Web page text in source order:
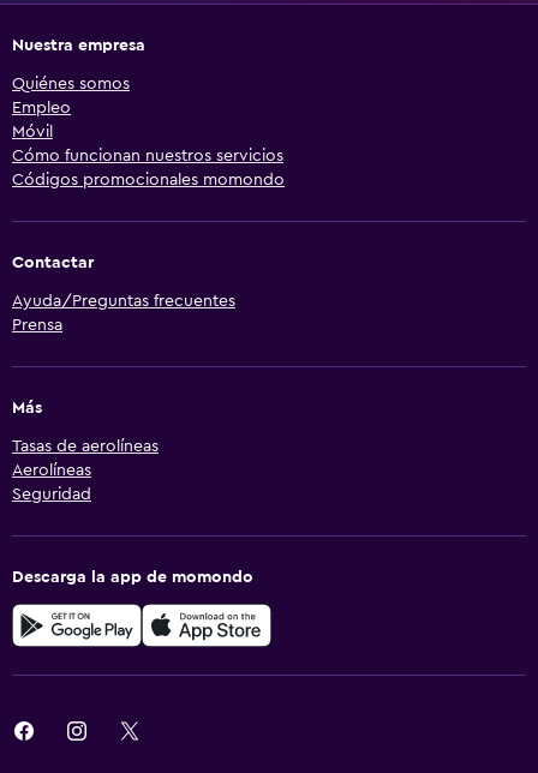
Nuestra empresa
Quiénes somos
Empleo
Móvil
Cómo funcionan nuestros servicios
Códigos promocionales momondo
Contactar
Ayuda/Preguntas frecuentes
Prensa
Más
Tasas de aerolíneas
Aerolíneas
Seguridad
Descarga la app de momondo